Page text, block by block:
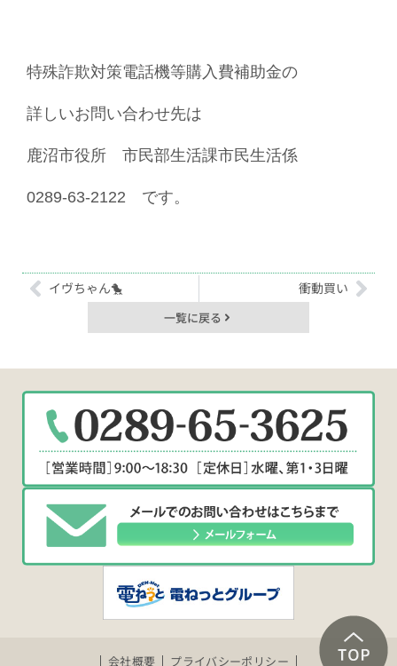
特殊詐欺対策電話機等購入費補助金の
詳しいお問い合わせ先は
鹿沼市役所 市民部生活課市民生活係
0289-63-2122 です。
イヴちゃん🐤 衝動買い
一覧に戻る
会社概要 プライバシーポリシー